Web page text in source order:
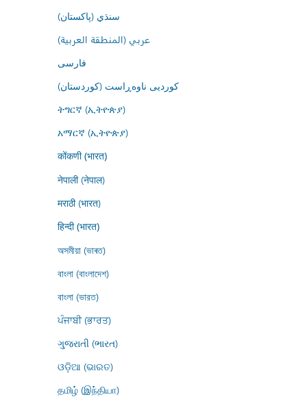
سنڌي (پاکستان)
عربي (المنطقة العربية)
فارسى
کوردیی ناوەڕاست (کوردستان)
ትግርኛ (ኢትዮጵያ)
አማርኛ (ኢትዮጵያ)
कोंकणी (भारत)
नेपाली (नेपाल)
मराठी (भारत)
हिन्दी (भारत)
অসমীয়া (ভাৰত)
বাংলা (বাংলাদেশ)
বাংলা (ভারত)
ਪੰਜਾਬੀ (ਭਾਰਤ)
ગુજરાતી (ભારત)
ଓଡ଼ିଆ (ଭାରତ)
தமிழ் (இந்தியா)